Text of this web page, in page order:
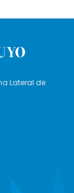
Lateral de